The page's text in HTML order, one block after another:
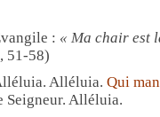
: « Ma chair est
51-58)
Alléluia. Qui
Seigneur. Alléluia.